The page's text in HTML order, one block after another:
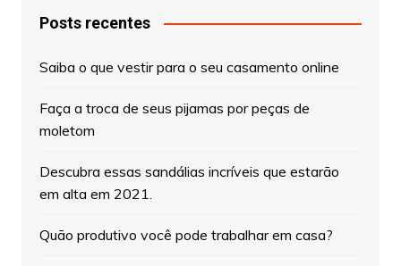
Posts recentes
Saiba o que vestir para o seu casamento online
Faça a troca de seus pijamas por peças de
moletom
Descubra essas sandálias incríveis que estarão
em alta em 2021.
Quão produtivo você pode trabalhar em casa?